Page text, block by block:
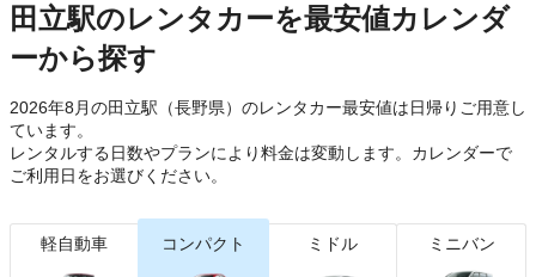
田立駅のレンタカーを最安値カレンダ
ーから探す
2026年8月の田立駅（長野県）のレンタカー最安値は日帰り ご用意し
ています。
レンタルする日数やプランにより料金は変動します。カレンダーで
ご利用日をお選びください。
軽自動車 コンパクト ミドル ミニバン